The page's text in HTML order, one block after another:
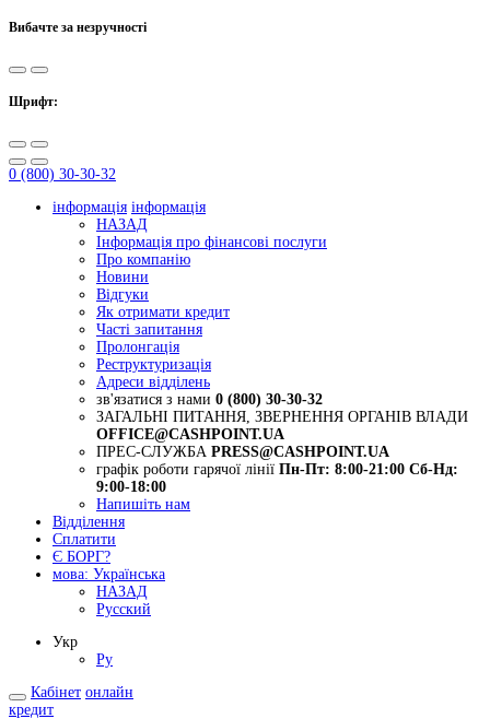
Вибачте за незручності
Шрифт:
0 (800) 30-30-32
інформація інформація
НАЗАД
Інформація про фінансові послуги
Про компанію
Новини
Відгуки
Як отримати кредит
Часті запитання
Пролонгація
Реструктуризація
Адреси відділень
зв'язатися з нами 0 (800) 30-30-32
ЗАГАЛЬНІ ПИТАННЯ, ЗВЕРНЕННЯ ОРГАНІВ ВЛАДИ
OFFICE@CASHPOINT.UA
ПРЕС-СЛУЖБА PRESS@CASHPOINT.UA
графік роботи гарячої лінії Пн-Пт: 8:00-21:00 Сб-Нд:
9:00-18:00
Напишіть нам
Відділення
Сплатити
Є БОРГ?
мова: Українська
НАЗАД
Русский
Укр
Ру
Кабінет онлайн
кредит